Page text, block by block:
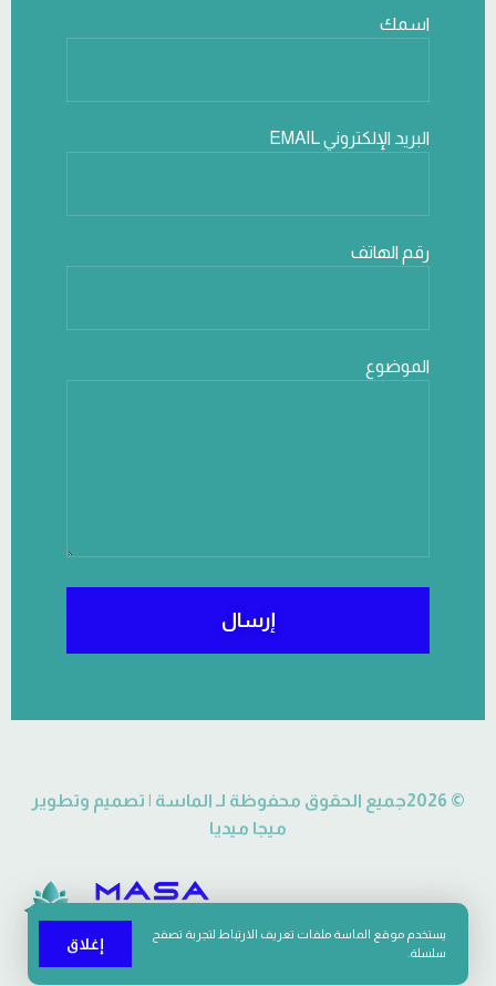
اسمك
البريد الإلكتروني EMAIL
رقم الهاتف
الموضوع
إرسال
© 2026جميع الحقوق محفوظة لـ الماسة | تصميم وتطوير
ميجا ميديا
يستخدم موقع الماسة ملفات تعريف الارتباط لتجربة تصفح
سلسلة.
إغلاق